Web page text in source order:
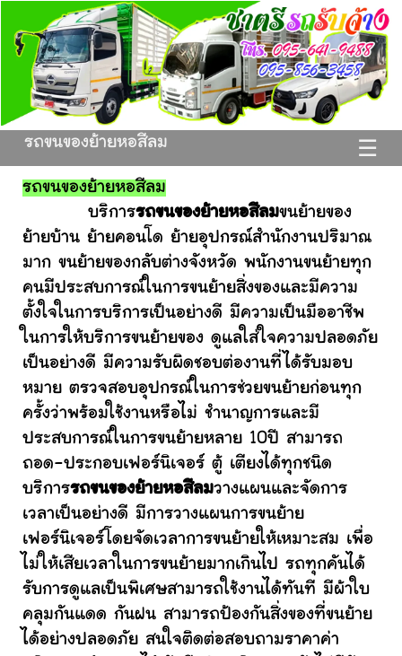
☰
รถขนของย้ายหอสีลม
รถขนของย้ายหอสีลม
บริการรถขนของย้ายหอสีลมขนย้ายของ
ย้ายบ้าน ย้ายคอนโด ย้ายอุปกรณ์สำนักงานปริมาณ
มาก ขนย้ายของกลับต่างจังหวัด พนักงานขนย้ายทุก
คนมีประสบการณ์ในการขนย้ายสิ่งของและมีความ
ตั้งใจในการบริการเป็นอย่างดี มีความเป็นมืออาชีพ
ในการให้บริการขนย้ายของ ดูแลใส่ใจความปลอดภัย
เป็นอย่างดี มีความรับผิดชอบต่องานที่ได้รับมอบ
หมาย ตรวจสอบอุปกรณ์ในการช่วยขนย้ายก่อนทุก
ครั้งว่าพร้อมใช้งานหรือไม่ ชำนาญการและมี
ประสบการณ์ในการขนย้ายหลาย 10ปี สามารถ
ถอด-ประกอบเฟอร์นิเจอร์ ตู้ เตียงได้ทุกชนิด
บริการรถขนของย้ายหอสีลมวางแผนและจัดการ
เวลาเป็นอย่างดี มีการวางแผนการขนย้าย
เฟอร์นิเจอร์โดยจัดเวลาการขนย้ายให้เหมาะสม เพื่อ
ไม่ให้เสียเวลาในการขนย้ายมากเกินไป รถทุกคันได้
รับการดูแลเป็นพิเศษสามารถใช้งานได้ทันที มีผ้าใบ
คลุมกันแดด กันฝน สามารถป้องกันสิ่งของที่ขนย้าย
ได้อย่างปลอดภัย สนใจติดต่อสอบถามราคาค่า